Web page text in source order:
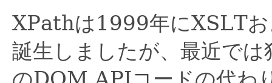
XPathは1999年にXSLT
誕生しましたが、最近で